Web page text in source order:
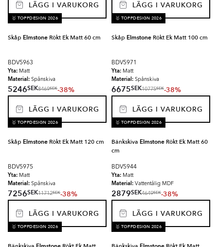
LÄGG I VARUKORG LÄGG I VARUKORG
🥇 TOPPDESIGN 2026
Skåp Elmstone Rökt Ek Matt 60 cm
BDV5963
Yta: Matt
Material: Spånskiva
5246SEK8469SEK-38%
LÄGG I VARUKORG
🥇 TOPPDESIGN 2026
Skåp Elmstone Rökt Ek Matt 100 cm
BDV5971
Yta: Matt
Material: Spånskiva
6675SEK10775SEK-38%
LÄGG I VARUKORG
🥇 TOPPDESIGN 2026
Skåp Elmstone Rökt Ek Matt 120 cm
BDV5975
Yta: Matt
Material: Spånskiva
7256SEK11712SEK-38%
LÄGG I VARUKORG
🥇 TOPPDESIGN 2026
Bänkskiva Elmstone Rökt Ek Matt 60
cm
BDV5944
Yta: Matt
Material: Vattentålig MDF
2879SEK4649SEK-38%
LÄGG I VARUKORG
🥇 TOPPDESIGN 2026 🥇 TOPPDESIGN 2026